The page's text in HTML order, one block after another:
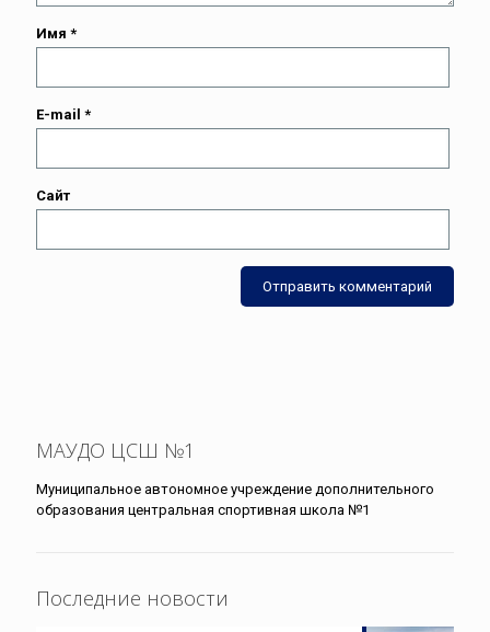
Имя *
E-mail *
Сайт
МАУДО ЦСШ №1
Муниципальное автономное учреждение дополнительного
образования центральная спортивная школа №1
Последние новости